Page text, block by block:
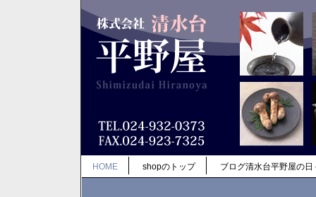
HOME shopのトップ ブログ清水台平野屋の日